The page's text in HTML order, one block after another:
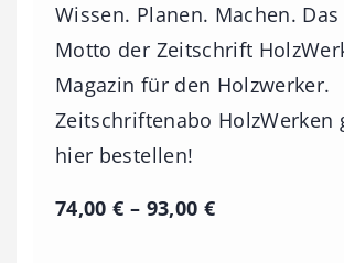
Wissen. Planen. Machen.
Motto der Zeitschrift
Magazin für den Holzwerker.
Zeitschriftenabo HolzWerken
hier bestellen!
74,00€ – 93,00 €P